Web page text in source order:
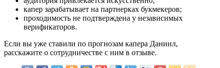
капер зарабатывает на партнерках букмекеров;
проходимость не подтверждена у независимых
верификаторов.
Если вы уже ставили по прогнозам капера Даниил,
расскажите о сотрудничестве с ним в отзыве.